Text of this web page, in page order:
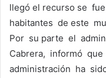
llegó el recurso se
habitantes de este
Por su parte el
Cabrera, informó
administración ha